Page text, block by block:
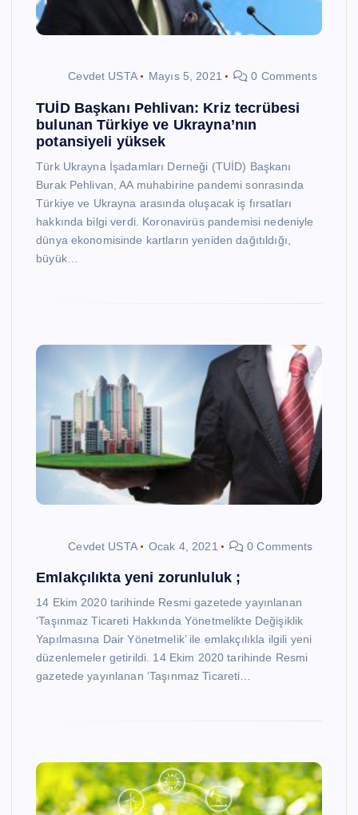
Cevdet USTA Mayıs 5, 2021 0 Comments
TUİD Başkanı Pehlivan: Kriz tecrübesi
bulunan Türkiye ve Ukrayna’nın
potansiyeli yüksek
Türk Ukrayna İşadamları Derneği (TUİD) Başkanı
Burak Pehlivan, AA muhabirine pandemi sonrasında
Türkiye ve Ukrayna arasında oluşacak iş fırsatları
hakkında bilgi verdi. Koronavirüs pandemisi nedeniyle
dünya ekonomisinde kartların yeniden dağıtıldığı,
büyük…
Cevdet USTA Ocak 4, 2021 0 Comments
Emlakçılıkta yeni zorunluluk ;
14 Ekim 2020 tarihinde Resmi gazetede yayınlanan
‘Taşınmaz Ticareti Hakkında Yönetmelikte Değişiklik
Yapılmasına Dair Yönetmelik’ ile emlakçılıkla ilgili yeni
düzenlemeler getirildi. 14 Ekim 2020 tarihinde Resmi
gazetede yayınlanan ‘Taşınmaz Ticareti…